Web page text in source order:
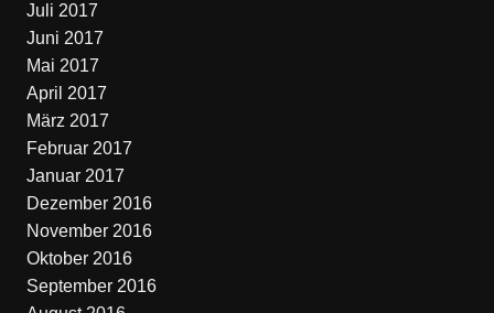
Juli 2017
Juni 2017
Mai 2017
April 2017
März 2017
Februar 2017
Januar 2017
Dezember 2016
November 2016
Oktober 2016
September 2016